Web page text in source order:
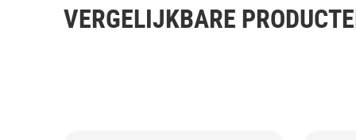
VERGELIJKBARE